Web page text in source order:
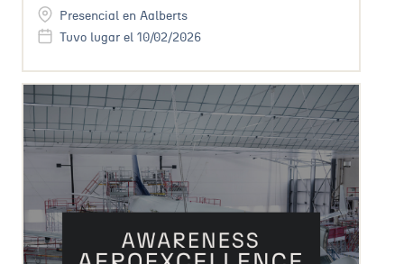
Presencial en Aalberts
Tuvo lugar el 10/02/2026